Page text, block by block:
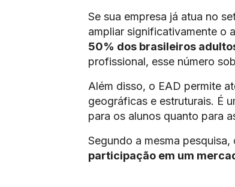
Se sua empresa já atua no
ampliar significativamente o
50% dos brasileiros
profissional, esse número
Além disso, o EAD permite
geográficas e estruturais. É
para os alunos quanto para
Segundo a mesma
participação em um